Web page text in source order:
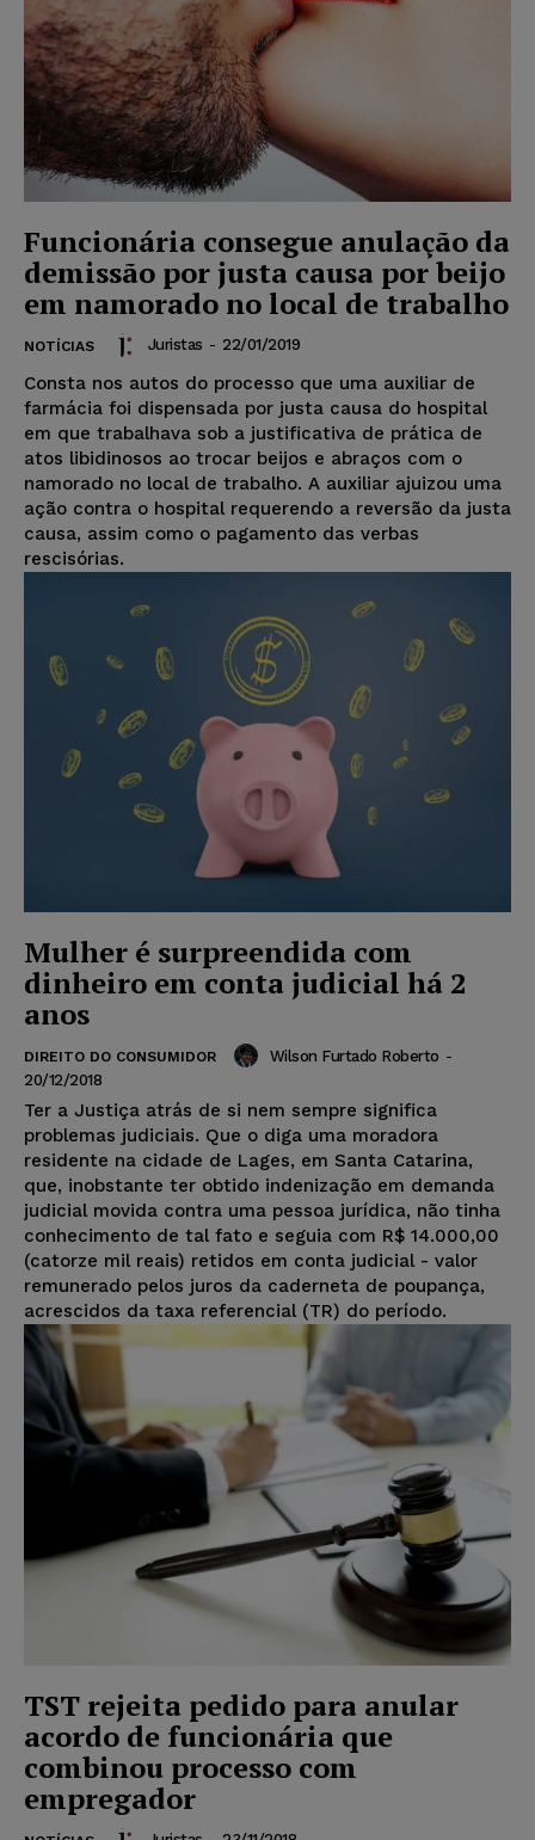
Funcionária consegue anulação da
demissão por justa causa por beijo
em namorado no local de trabalho
NOTÍCIAS Juristas - 22/01/2019
Consta nos autos do processo que uma auxiliar de
farmácia foi dispensada por justa causa do hospital
em que trabalhava sob a justificativa de prática de
atos libidinosos ao trocar beijos e abraços com o
namorado no local de trabalho. A auxiliar ajuizou uma
ação contra o hospital requerendo a reversão da justa
causa, assim como o pagamento das verbas
rescisórias.
Mulher é surpreendida com
dinheiro em conta judicial há 2
anos
DIREITO DO CONSUMIDOR Wilson Furtado Roberto -
20/12/2018
Ter a Justiça atrás de si nem sempre significa
problemas judiciais. Que o diga uma moradora
residente na cidade de Lages, em Santa Catarina,
que, inobstante ter obtido indenização em demanda
judicial movida contra uma pessoa jurídica, não tinha
conhecimento de tal fato e seguia com R$ 14.000,00
(catorze mil reais) retidos em conta judicial - valor
remunerado pelos juros da caderneta de poupança,
acrescidos da taxa referencial (TR) do período.
TST rejeita pedido para anular
acordo de funcionária que
combinou processo com
empregador